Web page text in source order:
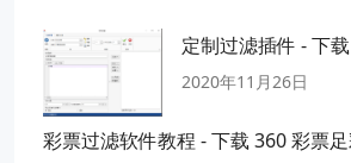
定制过滤插件 - 下载
2020年11月26日
彩票过滤软件教程 - 下载 360 彩票